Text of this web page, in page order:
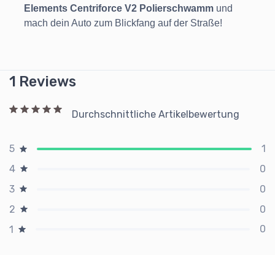
Elements Centriforce V2 Polierschwamm und
mach dein Auto zum Blickfang auf der Straße!
1 Reviews
Durchschnittliche Artikelbewertung
5
1
4
0
3
0
2
0
1
0